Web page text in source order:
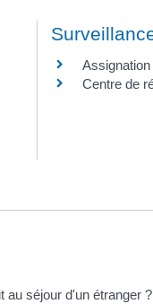
Centre de
au séjour d'un étranger ?